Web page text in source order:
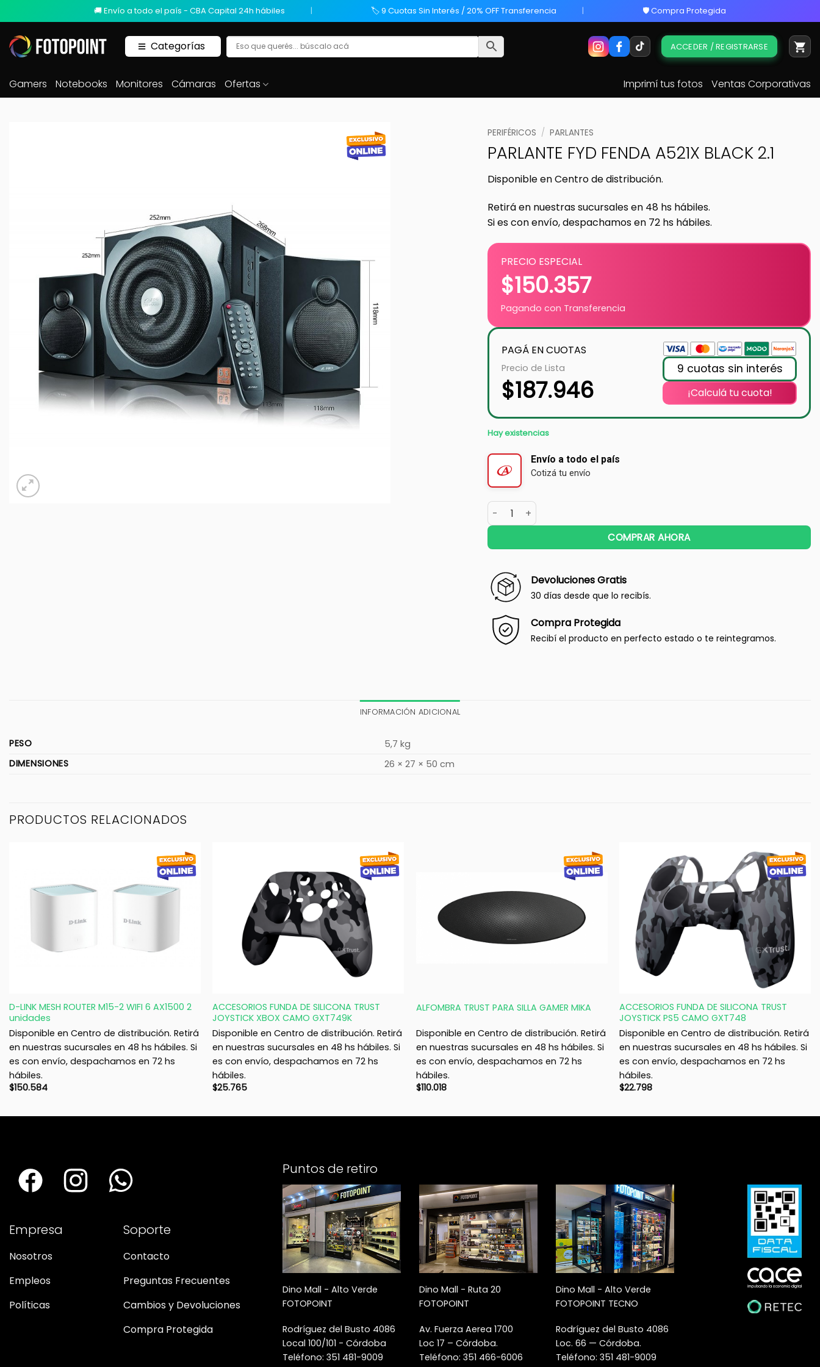
🚚 Envío a todo el país - CBA Capital 24h hábiles 🏷️ 9 Cuotas Sin Interés / 20% OFF Transferencia 🛡️ Compra Protegida
Categorías ACCEDER / REGISTRARSE
Gamers Notebooks Monitores Cámaras Ofertas Imprimí tus fotos Ventas Corporativas
PERIFÉRICOS / PARLANTES
PARLANTE FYD FENDA A521X BLACK 2.1
Disponible en Centro de distribución.
Retirá en nuestras sucursales en 48 hs hábiles.
Si es con envío, despachamos en 72 hs hábiles.
PRECIO ESPECIAL
$150.357
Pagando con Transferencia
PAGÁ EN CUOTAS
Precio de Lista
$187.946
9 cuotas sin interés
¡Calculá tu cuota!
Hay existencias
Envío a todo el país
Cotizá tu envío
COMPRAR AHORA
Devoluciones Gratis
30 días desde que lo recibís.
Compra Protegida
Recibí el producto en perfecto estado o te reintegramos.
INFORMACIÓN ADICIONAL
PESO
5,7 kg
DIMENSIONES
26 × 27 × 50 cm
PRODUCTOS RELACIONADOS
D-LINK MESH ROUTER M15-2 WIFI 6 AX1500 2
unidades
Disponible en Centro de distribución. Retirá
en nuestras sucursales en 48 hs hábiles. Si
es con envío, despachamos en 72 hs
hábiles.
$150.584
ACCESORIOS FUNDA DE SILICONA TRUST
JOYSTICK XBOX CAMO GXT749K
Disponible en Centro de distribución. Retirá
en nuestras sucursales en 48 hs hábiles. Si
es con envío, despachamos en 72 hs
hábiles.
$25.765
ALFOMBRA TRUST PARA SILLA GAMER MIKA
Disponible en Centro de distribución. Retirá
en nuestras sucursales en 48 hs hábiles. Si
es con envío, despachamos en 72 hs
hábiles.
$110.018
ACCESORIOS FUNDA DE SILICONA TRUST
JOYSTICK PS5 CAMO GXT748
Disponible en Centro de distribución. Retirá
en nuestras sucursales en 48 hs hábiles. Si
es con envío, despachamos en 72 hs
hábiles.
$22.798
Empresa
Nosotros
Empleos
Políticas
Soporte
Contacto
Preguntas Frecuentes
Cambios y Devoluciones
Compra Protegida
Puntos de retiro
Dino Mall - Alto Verde
FOTOPOINT
Rodríguez del Busto 4086
Local 100/101 - Córdoba
Teléfono: 351 481-9009
Dino Mall - Ruta 20
FOTOPOINT
Av. Fuerza Aerea 1700
Loc 17 – Córdoba.
Teléfono: 351 466-6006
Dino Mall - Alto Verde
FOTOPOINT TECNO
Rodríguez del Busto 4086
Loc. 66 — Córdoba.
Teléfono: 351 481-9009